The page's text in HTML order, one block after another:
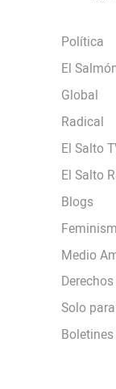
Política
El
Global
Radical
El Salto
El Salto
Blogs
Medio
Solo
Boletines